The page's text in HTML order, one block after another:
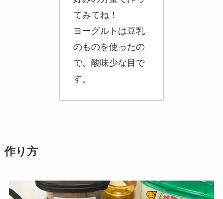
てみてね！
ヨーグルトは豆乳
のものを使ったの
で、酸味少な目で
す。
作り方